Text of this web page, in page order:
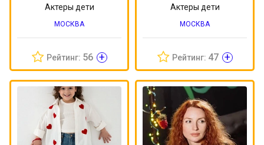
Актеры дети
МОСКВА
Рейтинг: 56 +
Актеры дети
МОСКВА
Рейтинг: 47 +